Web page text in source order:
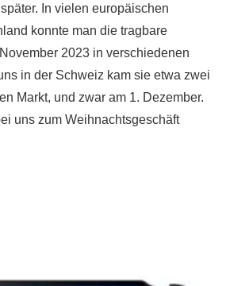
In vielen europäischen
konnte man die tragbare
2023 in verschiedenen
in der Schweiz kam sie etwa zwei
Markt, und zwar am 1. Dezember.
uns zum Weihnachtsgeschäft